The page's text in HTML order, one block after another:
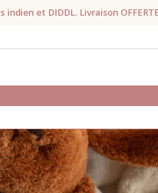
et DIDDL. Livraison